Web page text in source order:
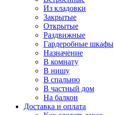
Из кладовки
Закрытые
Открытые
Раздвижные
Гардеробные шкафы
Назначение
В комнату
В нишу
В спальню
В частный дом
На балкон
Доставка и оплата